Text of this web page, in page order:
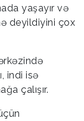
yaşayır və
deyildiyini çox
indi isə
çalışır.